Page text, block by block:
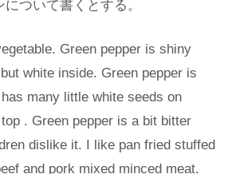
ついて書くとする。
Green pepper is shiny
white inside. Green pepper is
many little white seeds on
. Green pepper is a bit bitter
dislike it. I like pan fried stuffed
and pork mixed minced meat.